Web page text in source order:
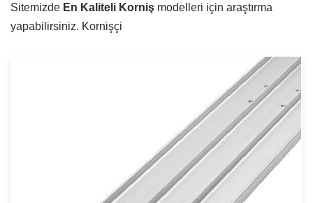
Sitemizde En Kaliteli Korniş modelleri için araştırma
yapabilirsiniz. Kornişçi